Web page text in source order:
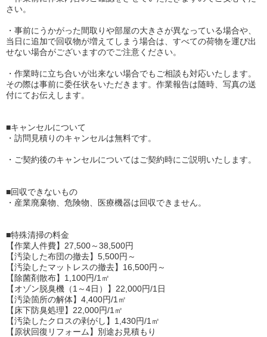
さい。
・事前にうかがった間取りや部屋の大きさが異なっている場合や、
当日に追加で回収物が増えてしまう場合は、すべての荷物を運び出
せない場合がございますのでご注意ください。
・作業時に立ち合いが出来ない場合でもご相談も対応いたします。
その際は事前に委任状をいただきます。作業報告は随時、写真の送
付にてお伝えします。
■キャンセルについて
・訪問見積りのキャンセルは無料です。
・ご契約後のキャンセルについてはご契約時にご説明いたします。
■回収できないもの
・産業廃棄物、危険物、医療機器は回収できません。
■特殊清掃の料金
【作業人件費】27,500～38,500円
【汚染した布団の撤去】5,500円～
【汚染したマットレスの撤去】16,500円～
【除菌剤散布】1,100円/1㎡
【オゾン脱臭機（1～4日）】22,000円/1日
【汚染箇所の解体】4,400円/1㎡
【床下防臭処理】22,000円/1㎡
【汚染したクロスの剥がし】1,430円/1㎡
【原状回復リフォーム】別途お見積もり